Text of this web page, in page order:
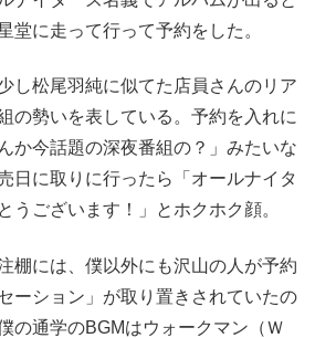
堂に走って行って予約をした。
し松尾羽純に似てた店員さんのリア
の勢いを表している。予約を入れに
か今話題の深夜番組の？」みたいな
日に取りに行ったら「オールナイタ
うございます！」とホクホク顔。
棚には、僕以外にも沢山の人が予約
ーション」が取り置きされていたの
の通学のBGMはウォークマン（Ｗ